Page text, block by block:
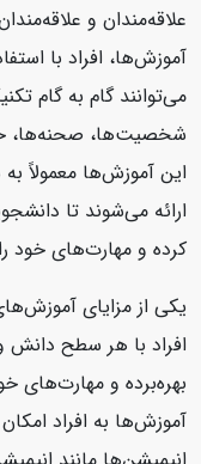
علاقه‌مندان و
آموزش‌ها، افراد با
می‌توانند گام به گام
شخصیت‌ها، صحنه‌ها،
این آموزش‌ها معمولاً به
ارائه می‌شوند تا
کرده و مهارت‌های خود
یکی از مزایای
افراد با هر سطح دانش
بهره‌برده و مهارت‌های
آموزش‌ها به افراد